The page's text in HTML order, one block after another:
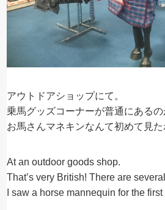
アウトドアショップにて。
乗馬グッズコーナーが普通にある
お馬さんマネキンなんて初めて見た
At an outdoor goods shop.
That’s very British! There are
I saw a horse mannequin for the